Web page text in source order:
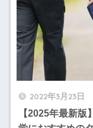
2022年3月23日
【2025年最新